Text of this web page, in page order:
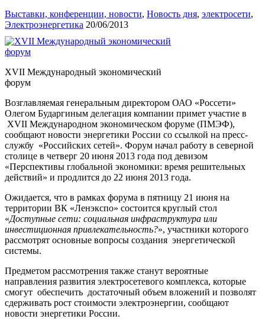
Выставки, конференции, новости, Новость дня, электросети,
Электроэнергетика 20/06/2013
XVII Международный экономический
форум
Возглавляемая генеральным директором ОАО «Россети»
Олегом Бударгиным делегация компании примет участие в
XVII Международном экономическом форуме (ПМЭФ),
сообщают новости энергетики России со ссылкой на пресс-
службу «Российских сетей». Форум начал работу в северной
столице в четверг 20 июня 2013 года под девизом
«Перспективы глобальной экономики: время решительных
действий» и продлится до 22 июня 2013 года.
Ожидается, что в рамках форума в пятницу 21 июня на
территории ВК «Ленэкспо» состоится круглый стол
«Доступные сети: социальная инфраструктура или
инвестиционная привлекательность?», участники которого
рассмотрят основные вопросы создания энергетической
системы.
Предметом рассмотрения также станут вероятные
направления развития электросетевого комплекса, которые
смогут обеспечить достаточный объем вложений и позволят
сдерживать рост стоимости электроэнергии, сообщают
новости энергетики России.